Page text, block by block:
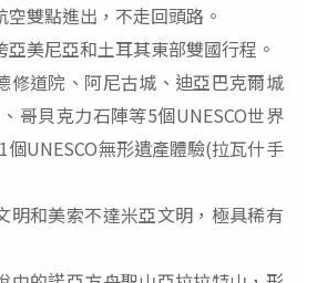
雙點進出，不走回頭路。
亞美尼亞和土耳其東部雙國行程。
修道院、阿尼古城、迪亞巴克爾城
哥貝克力石陣等5個UNESCO世界
個UNESCO無形遺產體驗(拉瓦什手
明和美索不達米亞文明，極具稀有